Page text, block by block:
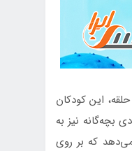
این کودکان
بچه‌گانه نیز به
که بر روی